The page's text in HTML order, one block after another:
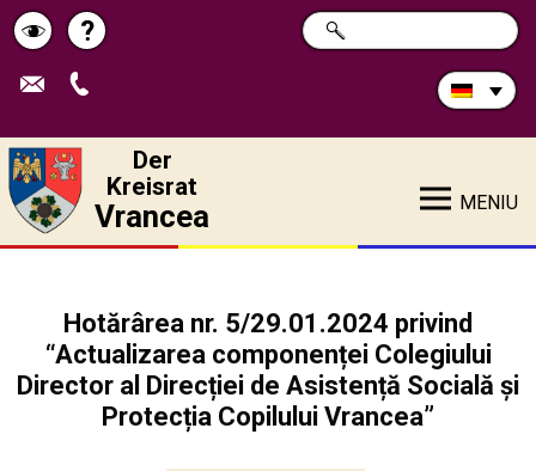
Schimbă
contrastul
Pagina
de
?
Durchsuchen
Sie
SUCHE
Der
Kreisrat
Vrancea MENIU
Hotărârea nr. 5/29.01.2024 privind
“Actualizarea componenței Colegiului
Director al Direcției de Asistență Socială și
Protecția Copilului Vrancea”